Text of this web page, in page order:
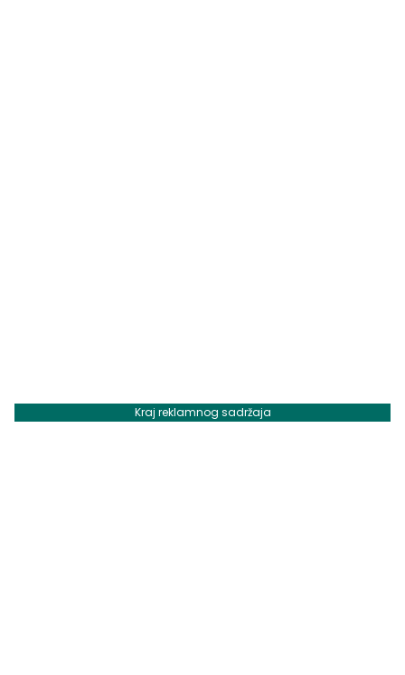
Kraj reklamnog sadržaja